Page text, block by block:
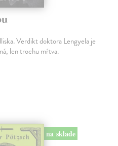
Verdikt doktora Lengyela je
len trochu mŕtva.
na sklade